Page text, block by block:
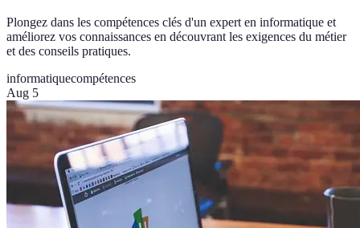
Plongez dans les compétences clés d'un expert en informatique et
améliorez vos connaissances en découvrant les exigences du métier
et des conseils pratiques.
informatiquecompétences
Aug 5